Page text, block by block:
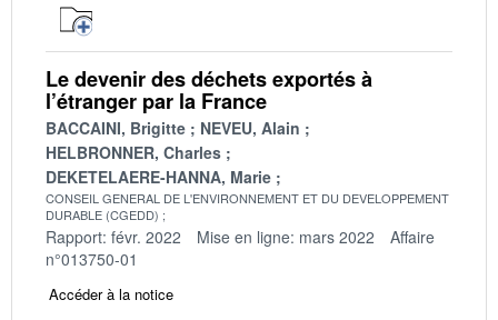
Le devenir des déchets exportés à
l’étranger par la France
BACCAINI, Brigitte
NEVEU, Alain
HELBRONNER, Charles
DEKETELAERE-HANNA, Marie
CONSEIL GENERAL DE L'ENVIRONNEMENT ET DU DEVELOPPEMENT
DURABLE (CGEDD)
Rapport: févr. 2022 Mise en ligne: mars 2022
Affaire
n°013750-01
Accéder à la notice